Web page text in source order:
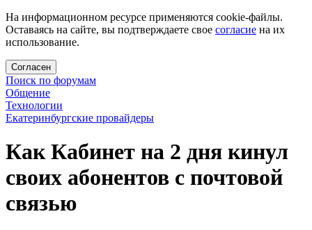
На информационном ресурсе применяются cookie-файлы.
Оставаясь на сайте, вы подтверждаете свое согласие на их
использование.
Согласен
Поиск по форумам
Общение
Технологии
Екатеринбургские провайдеры
Как Кабинет на 2 дня кинул
своих абонентов с почтовой
связью